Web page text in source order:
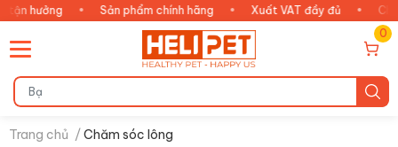
hưởng • Sản phẩm chính hãng • Xuất VAT đầy đủ •
Chăm
0
Trang chủ /Chăm sóc lông